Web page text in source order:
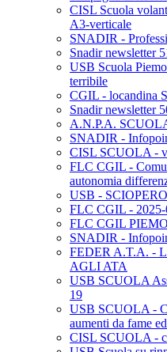
CISL Scuola
A3-verticale
SNADIR -
Snadir newsletter
USB Scuola
terribile
CGIL - locandina
Snadir newsletter
A.N.P.A.
SNADIR -
CISL SCUOLA -
FLC CGIL -
autonomia
USB -
FLC CGIL - 2025-
FLC CGIL
SNADIR -
FEDER A.T.A. -
AGLI ATA
USB SCUOLA
19
USB SCUOLA -
aumenti da fame
CISL SCUOLA -